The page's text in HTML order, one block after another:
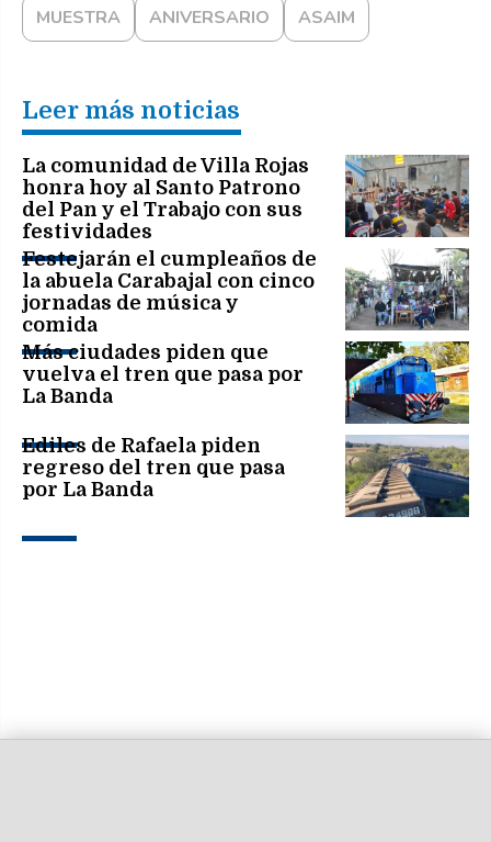
MUESTRA ANIVERSARIO ASAIM
Leer más noticias
La comunidad de Villa Rojas
honra hoy al Santo Patrono
del Pan y el Trabajo con sus
festividades
Festejarán el cumpleaños de
la abuela Carabajal con cinco
jornadas de música y
comida
Más ciudades piden que
vuelva el tren que pasa por
La Banda
Ediles de Rafaela piden
regreso del tren que pasa
por La Banda